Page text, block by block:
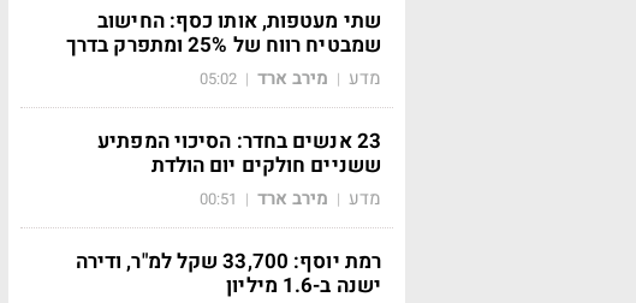
שתי מעטפות, אותו כסף: החישוב
שמבטיח רווח של 25% ומתפרק בדרך
מדע | מירב ארד |
05:02
23 אנשים בחדר: הסיכוי המפתיע
ששניים חולקים יום הולדת
מדע | מירב ארד |
00:51
רמת יוסף: 33,700 שקל למ"ר, ודירה
ישנה ב-1.6 מיליון